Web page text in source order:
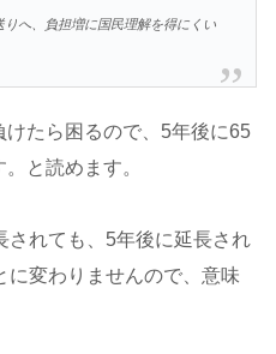
りへ、負担増に国民理解を得にくい
たら困るので、5年後に65
と読めます。
されても、5年後に延長され
に変わりませんので、意味